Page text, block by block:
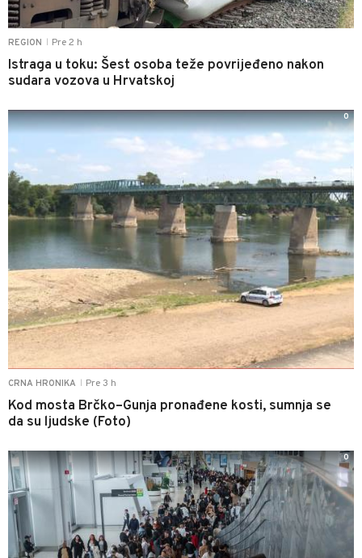
REGION Pre 2 h
Istraga u toku: Šest osoba teže povrijeđeno nakon
sudara vozova u Hrvatskoj
CRNA HRONIKA Pre 3 h
Kod mosta Brčko–Gunja pronađene kosti, sumnja se
da su ljudske (Foto)
0
0